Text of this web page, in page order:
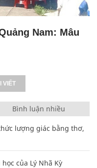
Nam: Mâu
VIẾT
Bình luận nhiều
lượng giác bằng thơ,
của Lý Nhã Kỳ